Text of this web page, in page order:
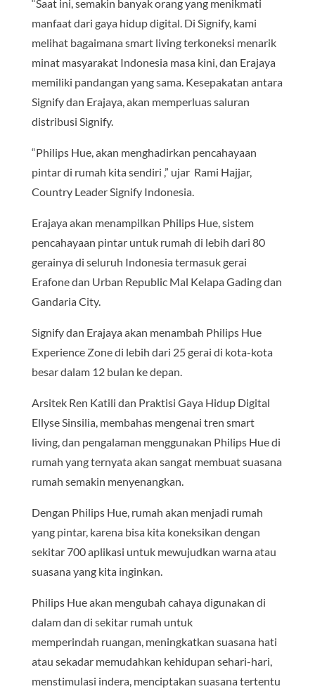
“Saat ini, semakin banyak orang yang menikmati
manfaat dari gaya hidup digital. Di Signify, kami
melihat bagaimana smart living terkoneksi menarik
minat masyarakat Indonesia masa kini, dan Erajaya
memiliki pandangan yang sama. Kesepakatan antara
Signify dan Erajaya, akan memperluas saluran
distribusi Signify.
“Philips Hue, akan menghadirkan pencahayaan
pintar di rumah kita sendiri ,” ujar Rami Hajjar,
Country Leader Signify Indonesia.
Erajaya akan menampilkan Philips Hue, sistem
pencahayaan pintar untuk rumah di lebih dari 80
gerainya di seluruh Indonesia termasuk gerai
Erafone dan Urban Republic Mal Kelapa Gading dan
Gandaria City.
Signify dan Erajaya akan menambah Philips Hue
Experience Zone di lebih dari 25 gerai di kota-kota
besar dalam 12 bulan ke depan.
Arsitek Ren Katili dan Praktisi Gaya Hidup Digital
Ellyse Sinsilia, membahas mengenai tren smart
living, dan pengalaman menggunakan Philips Hue di
rumah yang ternyata akan sangat membuat suasana
rumah semakin menyenangkan.
Dengan Philips Hue, rumah akan menjadi rumah
yang pintar, karena bisa kita koneksikan dengan
sekitar 700 aplikasi untuk mewujudkan warna atau
suasana yang kita inginkan.
Philips Hue akan mengubah cahaya digunakan di
dalam dan di sekitar rumah untuk
memperindah ruangan, meningkatkan suasana hati
atau sekadar memudahkan kehidupan sehari-hari,
menstimulasi indera, menciptakan suasana tertentu